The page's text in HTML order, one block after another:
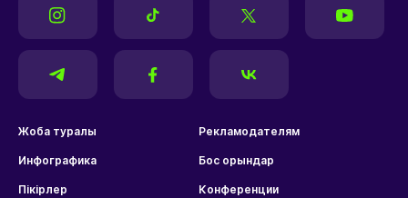
Жоба туралы Рекламодателям
Инфографика Бос орындар
Пікірлер Конференции